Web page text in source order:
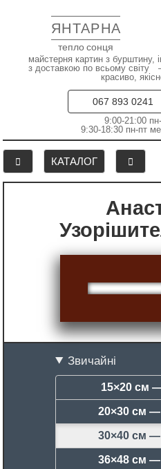
ЯНТАРНА
тепло сонця
майстерня картин з бурштину,
з доставкою по всьому
красиво,
067 893 0241
9:00-21:00
9:30-18:30 пн-пт
КАТАЛОГ
Анастасія
Звичайні
15×20 см
20×30 см —
30×40 см —
36×48 см —